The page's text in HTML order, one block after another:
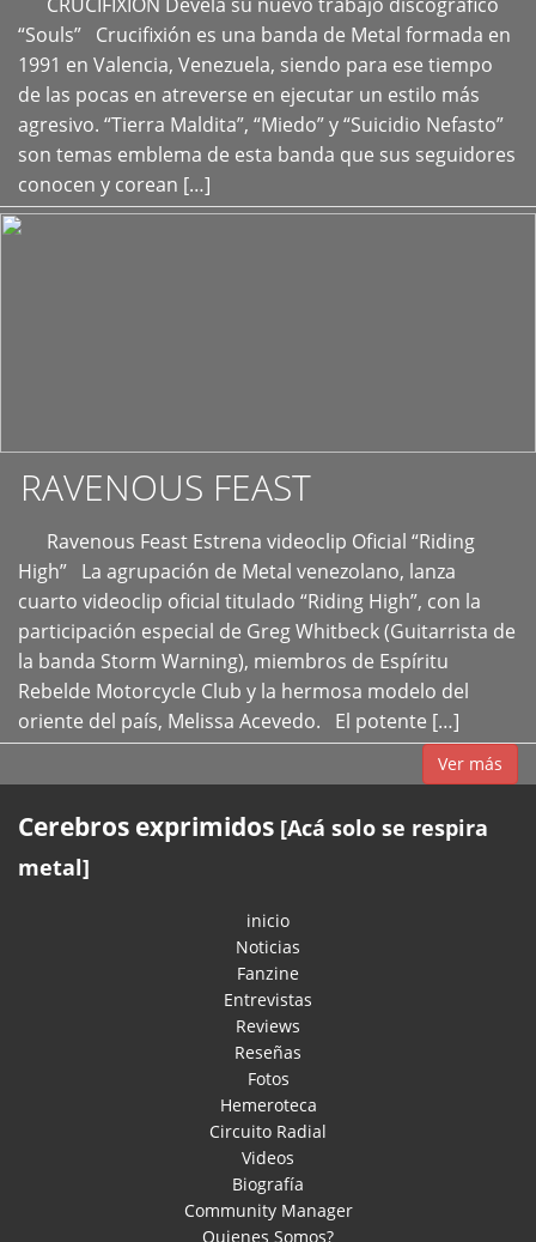
“Souls” Crucifixión es una banda de Metal formada en
1991 en Valencia, Venezuela, siendo para ese tiempo
de las pocas en atreverse en ejecutar un estilo más
agresivo. “Tierra Maldita”, “Miedo” y “Suicidio Nefasto”
son temas emblema de esta banda que sus seguidores
conocen y corean […]
+
RAVENOUS FEAST
Ravenous Feast Estrena videoclip Oficial “Riding
High” La agrupación de Metal venezolano, lanza
cuarto videoclip oficial titulado “Riding High”, con la
participación especial de Greg Whitbeck (Guitarrista de
la banda Storm Warning), miembros de Espíritu
Rebelde Motorcycle Club y la hermosa modelo del
oriente del país, Melissa Acevedo. El potente […]
Ver más
Cerebros exprimidos [Acá solo se respira
metal]
inicio
Noticias
Fanzine
Entrevistas
Reviews
Reseñas
Fotos
Hemeroteca
Circuito Radial
Videos
Biografía
Community Manager
Quienes Somos?